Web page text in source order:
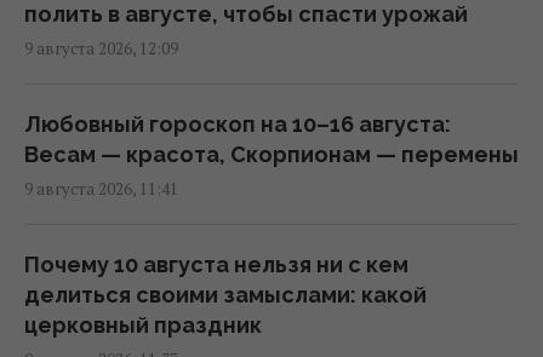
Как проверить масло в домашних условиях:
5 способов выявить подделку
Россияне продвинулись в Часовом Яру, –
DeepState
Пенсионер сменил Майорку на Таиланд и
теперь называет себя "королем мира"
полить в августе, чтобы спасти урожай
9 августа 2026, 12:09
Любовный гороскоп на 10–16 августа:
Весам — красота, Скорпионам — перемены
9 августа 2026, 11:41
Почему 10 августа нельзя ни с кем
делиться своими замыслами: какой
церковный праздник